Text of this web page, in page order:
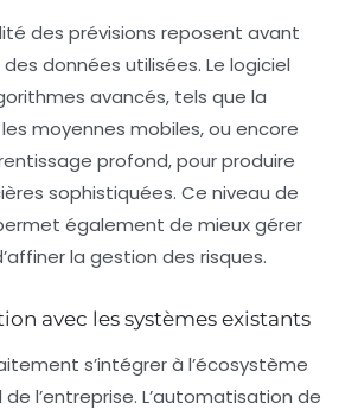
des prévisions reposent avant
données utilisées. Le logiciel
avancés, tels que la
moyennes mobiles, ou encore
profond, pour produire
sophistiquées. Ce niveau de
également de mieux gérer
la gestion des risques.
avec les systèmes existants
s’intégrer à l’écosystème
l’entreprise. L’automatisation de